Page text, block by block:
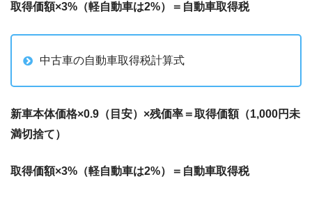
取得価額×3%（軽自動車は2%）＝自動車取得税
中古車の自動車取得税計算式
新車本体価格×0.9（目安）×残価率＝取得価額（1,000円未
満切捨て）
取得価額×3%（軽自動車は2%）＝自動車取得税